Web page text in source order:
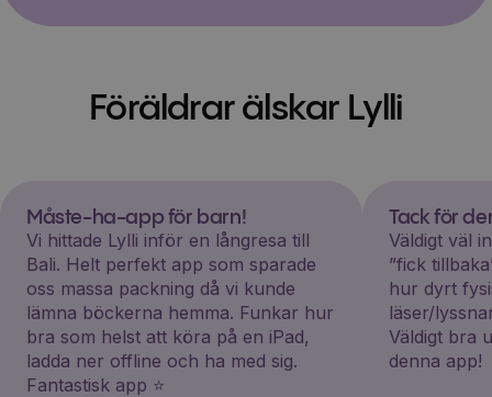
Föräldrar älskar Lylli
Måste-ha-app för barn!
Vi hittade Lylli inför en långresa till
Bali. Helt perfekt app som sparade
oss massa packning då vi kunde
lämna böckerna hemma. Funkar hur
bra som helst att köra på en iPad,
ladda ner offline och ha med sig.
Fantastisk app ⭐️
Tack för
Väldigt väl
”fick
hur dyrt
läser/
Väldigt bra
denna app!